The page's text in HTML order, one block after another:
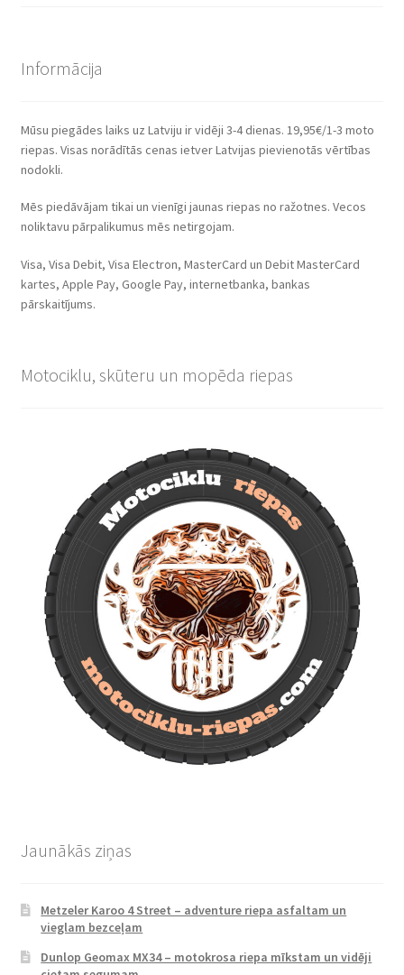
Informācija
Mūsu piegādes laiks uz Latviju ir vidēji 3-4 dienas. 19,95€/1-3 moto
riepas. Visas norādītās cenas ietver Latvijas pievienotās vērtības
nodokli.
Mēs piedāvājam tikai un vienīgi jaunas riepas no ražotnes. Vecos
noliktavu pārpalikumus mēs netirgojam.
Visa, Visa Debit, Visa Electron, MasterCard un Debit MasterCard
kartes, Apple Pay, Google Pay, internetbanka, bankas
pārskaitījums.
Motociklu, skūteru un mopēda riepas
Jaunākās ziņas
Metzeler Karoo 4 Street – adventure riepa asfaltam un
vieglam bezceļam
Dunlop Geomax MX34 – motokrosa riepa mīkstam un vidēji